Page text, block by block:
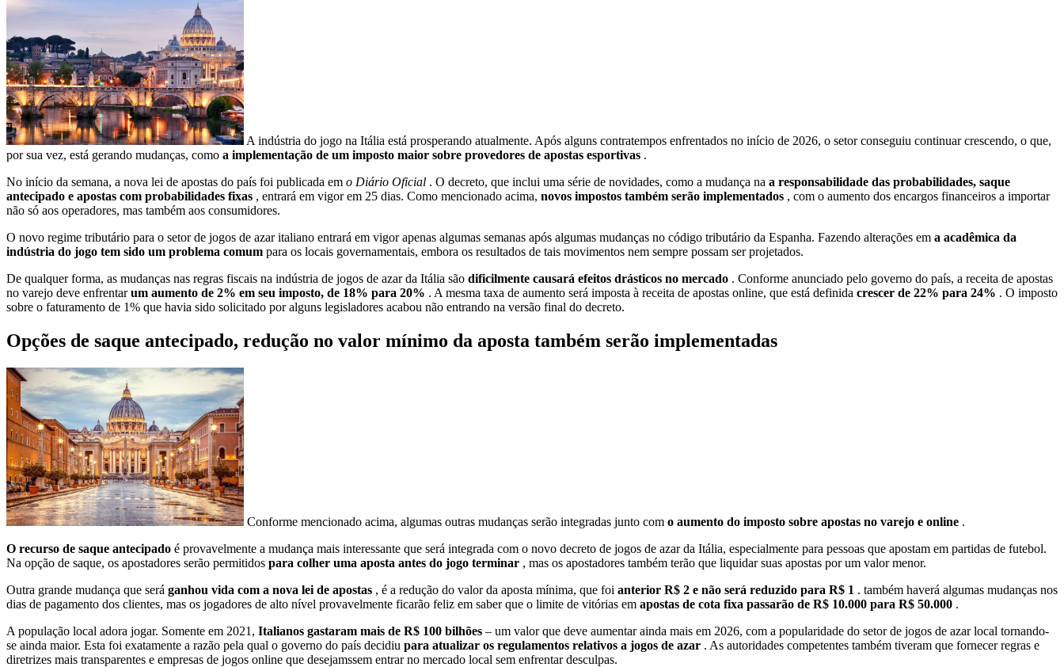
A indústria do jogo na Itália está prosperando atualmente. Após alguns contratempos enfrentados no início de 2026, o setor conseguiu continuar crescendo, o que,
por sua vez, está gerando mudanças, como a implementação de um imposto maior sobre provedores de apostas esportivas .
No início da semana, a nova lei de apostas do país foi publicada em o Diário Oficial . O decreto, que inclui uma série de novidades, como a mudança na a responsabilidade das probabilidades, saque
antecipado e apostas com probabilidades fixas , entrará em vigor em 25 dias. Como mencionado acima, novos impostos também serão implementados , com o aumento dos encargos financeiros a importar
não só aos operadores, mas também aos consumidores.
O novo regime tributário para o setor de jogos de azar italiano entrará em vigor apenas algumas semanas após algumas mudanças no código tributário da Espanha. Fazendo alterações em a acadêmica da
indústria do jogo tem sido um problema comum para os locais governamentais, embora os resultados de tais movimentos nem sempre possam ser projetados.
De qualquer forma, as mudanças nas regras fiscais na indústria de jogos de azar da Itália são dificilmente causará efeitos drásticos no mercado . Conforme anunciado pelo governo do país, a receita de apostas
no varejo deve enfrentarum aumento de 2% em seu imposto, de 18% para 20% . A mesma taxa de aumento será imposta à receita de apostas online, que está definida crescer de 22% para 24% . O imposto
sobre o faturamento de 1% que havia sido solicitado por alguns legisladores acabou não entrando na versão final do decreto.
Opções de saque antecipado, redução no valor mínimo da aposta também serão implementadas
Conforme mencionado acima, algumas outras mudanças serão integradas junto com o aumento do imposto sobre apostas no varejo e online .
O recurso de saque antecipado é provavelmente a mudança mais interessante que será integrada com o novo decreto de jogos de azar da Itália, especialmente para pessoas que apostam em partidas de futebol.
Na opção de saque, os apostadores serão permitidos para colher uma aposta antes do jogo terminar , mas os apostadores também terão que liquidar suas apostas por um valor menor.
Outra grande mudança que será ganhou vida com a nova lei de apostas , é a redução do valor da aposta mínima, que foi anterior R$ 2 e não será reduzido para R$ 1 . também haverá algumas mudanças nos
dias de pagamento dos clientes, mas os jogadores de alto nível provavelmente ficarão feliz em saber que o limite de vitórias em apostas de cota fixa passarão de R$ 10.000 para R$ 50.000 .
A população local adora jogar. Somente em 2021, Italianos gastaram mais de R$ 100 bilhões – um valor que deve aumentar ainda mais em 2026, com a popularidade do setor de jogos de azar local tornando-
se ainda maior. Esta foi exatamente a razão pela qual o governo do país decidiu para atualizar os regulamentos relativos a jogos de azar . As autoridades competentes também tiveram que fornecer regras e
diretrizes mais transparentes e empresas de jogos online que desejamssem entrar no mercado local sem enfrentar desculpas.